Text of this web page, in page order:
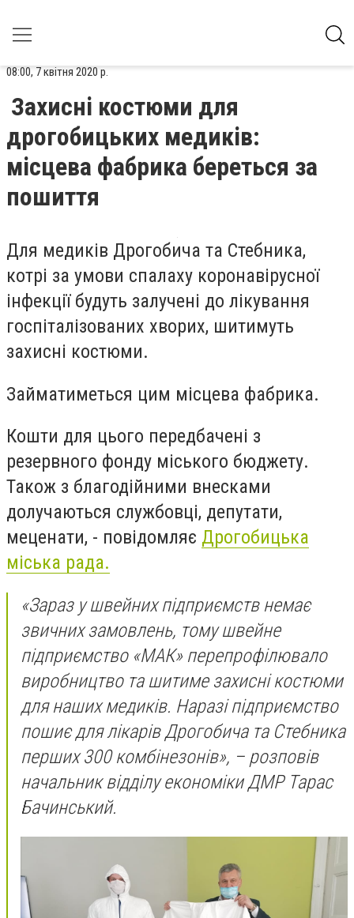
08:00, 7 квітня 2020 р.
Захисні костюми для
дрогобицьких медиків:
місцева фабрика береться за
пошиття
Для медиків Дрогобича та Стебника,
котрі за умови спалаху коронавірусної
інфекції будуть залучені до лікування
госпіталізованих хворих, шитимуть
захисні костюми.
Займатиметься цим місцева фабрика.
Кошти для цього передбачені з
резервного фонду міського бюджету.
Також з благодійними внесками
долучаються службовці, депутати,
меценати, - повідомляє Дрогобицька
міська рада.
«Зараз у швейних підприємств немає
звичних замовлень, тому швейне
підприємство «МАК» перепрофілювало
виробництво та шитиме захисні костюми
для наших медиків. Наразі підприємство
пошиє для лікарів Дрогобича та Стебника
перших 300 комбінезонів», – розповів
начальник відділу економіки ДМР Тарас
Бачинський.